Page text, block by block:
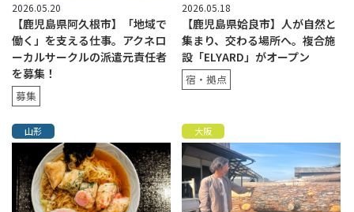
2026.05.20
【鹿児島県阿久根市】「地域で
働く」を支える仕事。アクネロ
ーカルサークルの派遣元責任者
を募集！
募集
2026.05.18
【鹿児島県姶良市】人が自然と
集まり、交わる場所へ。複合施
設「ELYARD」がオープン
宿・拠点
山形 大阪